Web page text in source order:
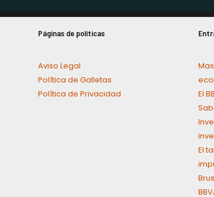
Páginas de políticas
Aviso Legal
Política de Galletas
Política de Privacidad
El
El